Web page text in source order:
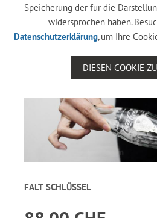
Speicherung der für die
widersprochen haben.
Datenschutzerklärung, um Ihre
DIESEN COOKIE
FALT SCHLÜSSEL